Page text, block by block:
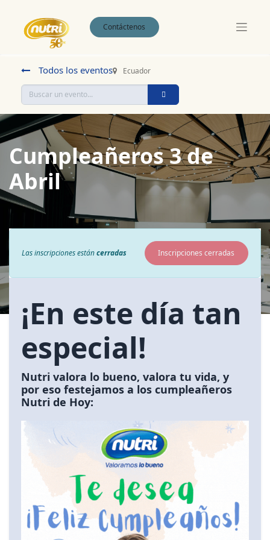
Contáctenos
Todos los eventos Ecuador
Cumpleañeros 3 de
Abril
Las inscripciones estáncerradas Inscripciones cerradas
¡En este día tan
especial!
Nutri valora lo bueno, valora tu vida, y
por eso festejamos a los cumpleañeros
Nutri de Hoy: